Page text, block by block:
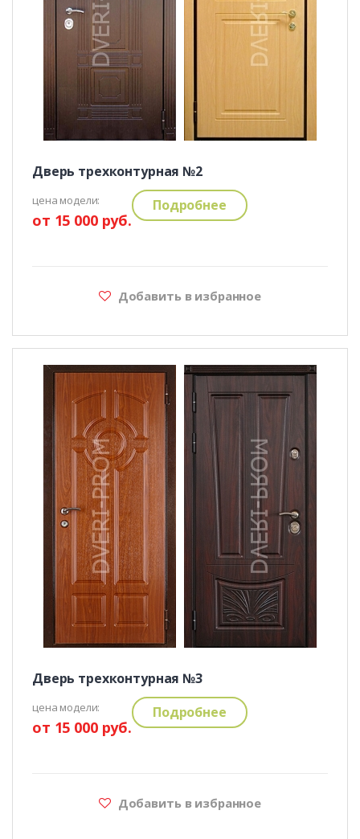
Дверь трехконтурная №2
цена модели:
от 15 000 руб.
Подробнее
Добавить в избранное
Дверь трехконтурная №3
цена модели:
от 15 000 руб.
Подробнее
Добавить в избранное